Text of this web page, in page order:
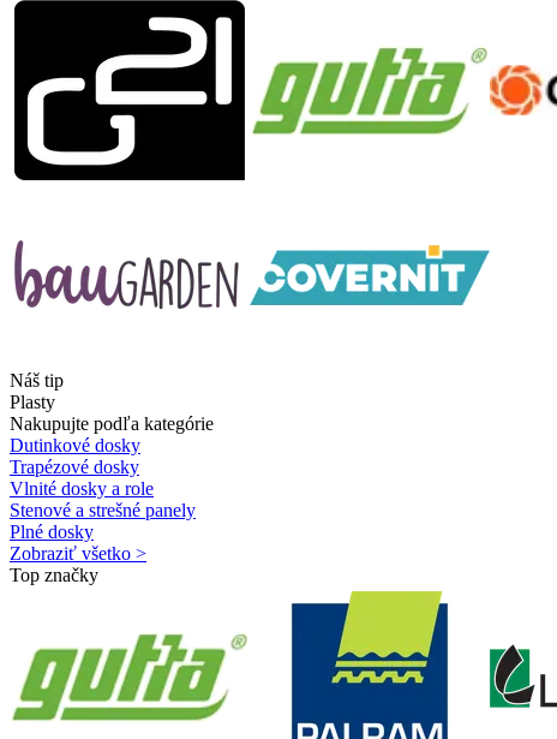
Náš tip
Plasty
Nakupujte podľa kategórie
Dutinkové dosky
Trapézové dosky
Vlnité dosky a role
Stenové a strešné panely
Plné dosky
Zobraziť všetko >
Top značky